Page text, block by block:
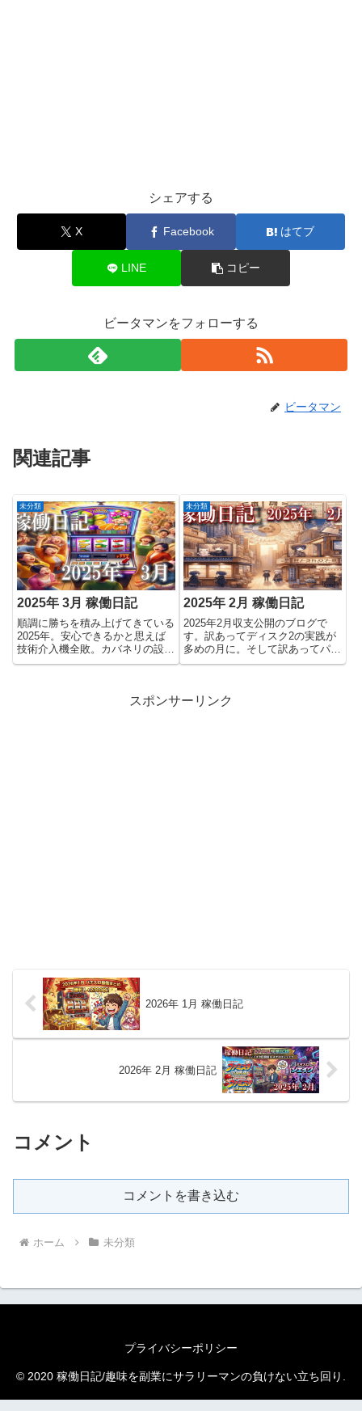
シェアする
X Facebook はてブ
LINE コピー
ビータマンをフォローする
ビータマン
関連記事
未分類
2025年 3月 稼働日記
順調に勝ちを積み上げてきている
2025年。安心できるかと思えば
技術介入機全敗。カバネリの設定
6を捨てる。事件がいっぱいの3
未分類
2025年 2月 稼働日記
2025年2月収支公開のブログで
す。訳あってディスク2の実践が
多めの月に。そして訳あってパチ
ンコの収支を別途伏せる形
スポンサーリンク
2026年 1月 稼働日記
2026年 2月 稼働日記
コメント
コメントを書き込む
ホーム 未分類
プライバシーポリシー
© 2020 稼働日記/趣味を副業にサラリーマンの負けない立ち回り.